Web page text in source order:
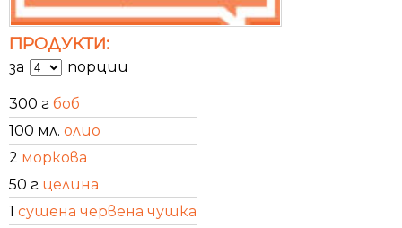
ПРОДУКТИ:
за порции
300 г боб
100 мл. олио
2 моркова
50 г целина
1 сушена червена чушка